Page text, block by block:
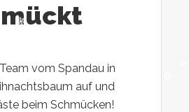
vom Spandau in
auf und
beim Schmücken!